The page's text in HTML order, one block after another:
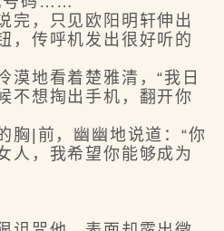
，只见欧阳明轩伸出
，传呼机发出很好听的
地看着楚雅清，“我日
不想掏出手机，翻开你
|前，幽幽地说道：“你
人，我希望你能够成为